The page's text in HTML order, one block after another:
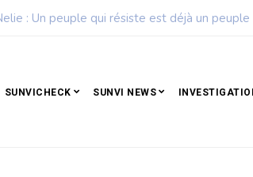
béninoise de football dévoile son
SUNVICHECK SUNVI NEWS